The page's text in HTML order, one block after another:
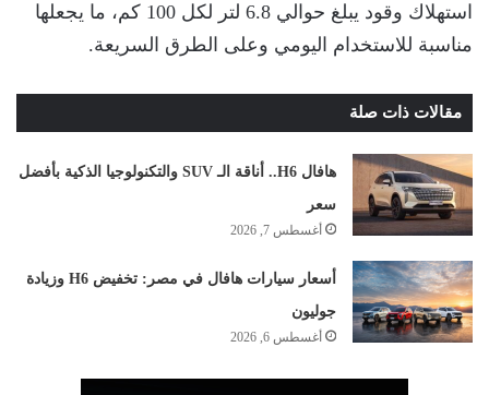
استهلاك وقود يبلغ حوالي 6.8 لتر لكل 100 كم، ما يجعلها
مناسبة للاستخدام اليومي وعلى الطرق السريعة.
مقالات ذات صلة
هافال H6.. أناقة الـ SUV والتكنولوجيا الذكية بأفضل
سعر
أغسطس 7, 2026
أسعار سيارات هافال في مصر: تخفيض H6 وزيادة
جوليون
أغسطس 6, 2026